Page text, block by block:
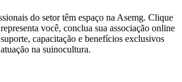
do setor têm espaço na Asemg. Clique
você, conclua sua associação online
capacitação e benefícios exclusivos
na suinocultura.